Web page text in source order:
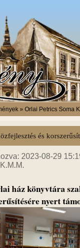
» Orlai Petrics Soma
és
2023-08-29
ház könyvtára
nyert